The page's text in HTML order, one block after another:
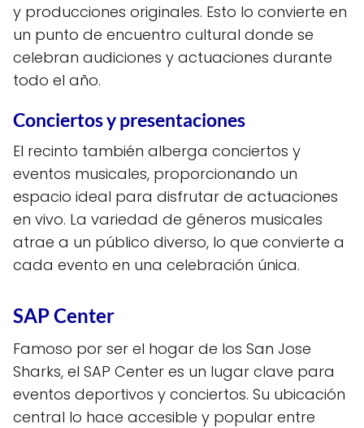
y producciones originales. Esto lo convierte en
un punto de encuentro cultural donde se
celebran audiciones y actuaciones durante
todo el año.
Conciertos y presentaciones
El recinto también alberga conciertos y
eventos musicales, proporcionando un
espacio ideal para disfrutar de actuaciones
en vivo. La variedad de géneros musicales
atrae a un público diverso, lo que convierte a
cada evento en una celebración única.
SAP Center
Famoso por ser el hogar de los San Jose
Sharks, el SAP Center es un lugar clave para
eventos deportivos y conciertos. Su ubicación
central lo hace accesible y popular entre